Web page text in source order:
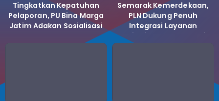
Tingkatkan Kepatuhan
Pelaporan, PU Bina Marga
Jatim Adakan Sosialisasi
Semarak Kemerdekaan,
PLN Dukung Penuh
Integrasi Layanan
Kelistrikan ke Koperasi